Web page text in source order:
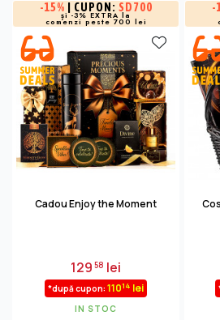
-15% | CUPON: SD700
și -3% EXTRA la
comenzi peste 700 lei
Cadou Enjoy the Moment
12958 lei
*după cupon: 11014 lei
IN STOC
-